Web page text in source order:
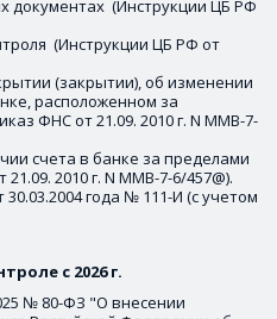
(Инструкции ЦБ РФ
(Инструкции ЦБ РФ от
(закрытии), об изменении
расположенном за
ФНС от 21.09. 2010 г. N ММВ-7-
счета в банке за пределами
2010 г. N ММВ-7-6/457@).
года № 111-И (с учетом
с 2026 г.
№ 80-ФЗ "О внесении